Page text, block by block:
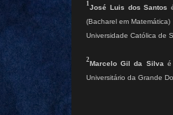
1José Luis dos Santos
(Bacharel em
Universidade Católica de
2Marcelo Gil da Silvaé
Universitário da Grande